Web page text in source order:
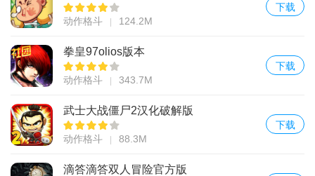
动作格斗 124.2M
下载
拳皇97olios版本
动作格斗 343.7M
下载
武士大战僵尸2汉化破解版
动作格斗 88.3M
下载
滴答滴答双人冒险官方版